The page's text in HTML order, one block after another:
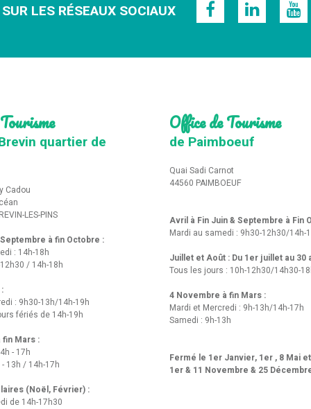
LES RÉSEAUX SOCIAUX
quartier de
Cadou
LES-PINS
à fin Octobre :
: 14h-18h
/ 14h-18h
: 9h30-13h/14h-19h
fériés de 14h-19h
Mars :
- 17h
13h / 14h-17h
(Noël, Février) :
de 14h-17h30
Office de Tourisme
de Paimboeuf
Quai Sadi Carnot
44560 PAIMBOEUF
Avril à Fin Juin & Septembre à Fin
Mardi au samedi : 9h30-12h30/14h-
Juillet et Août : Du 1er juillet au 30
Tous les jours : 10h-12h30/14h30-
4 Novembre à fin Mars :
Mardi et Mercredi : 9h-13h/14h-17h
Samedi : 9h-13h
Fermé le 1er Janvier, 1er , 8 Mai
1er & 11 Novembre & 25